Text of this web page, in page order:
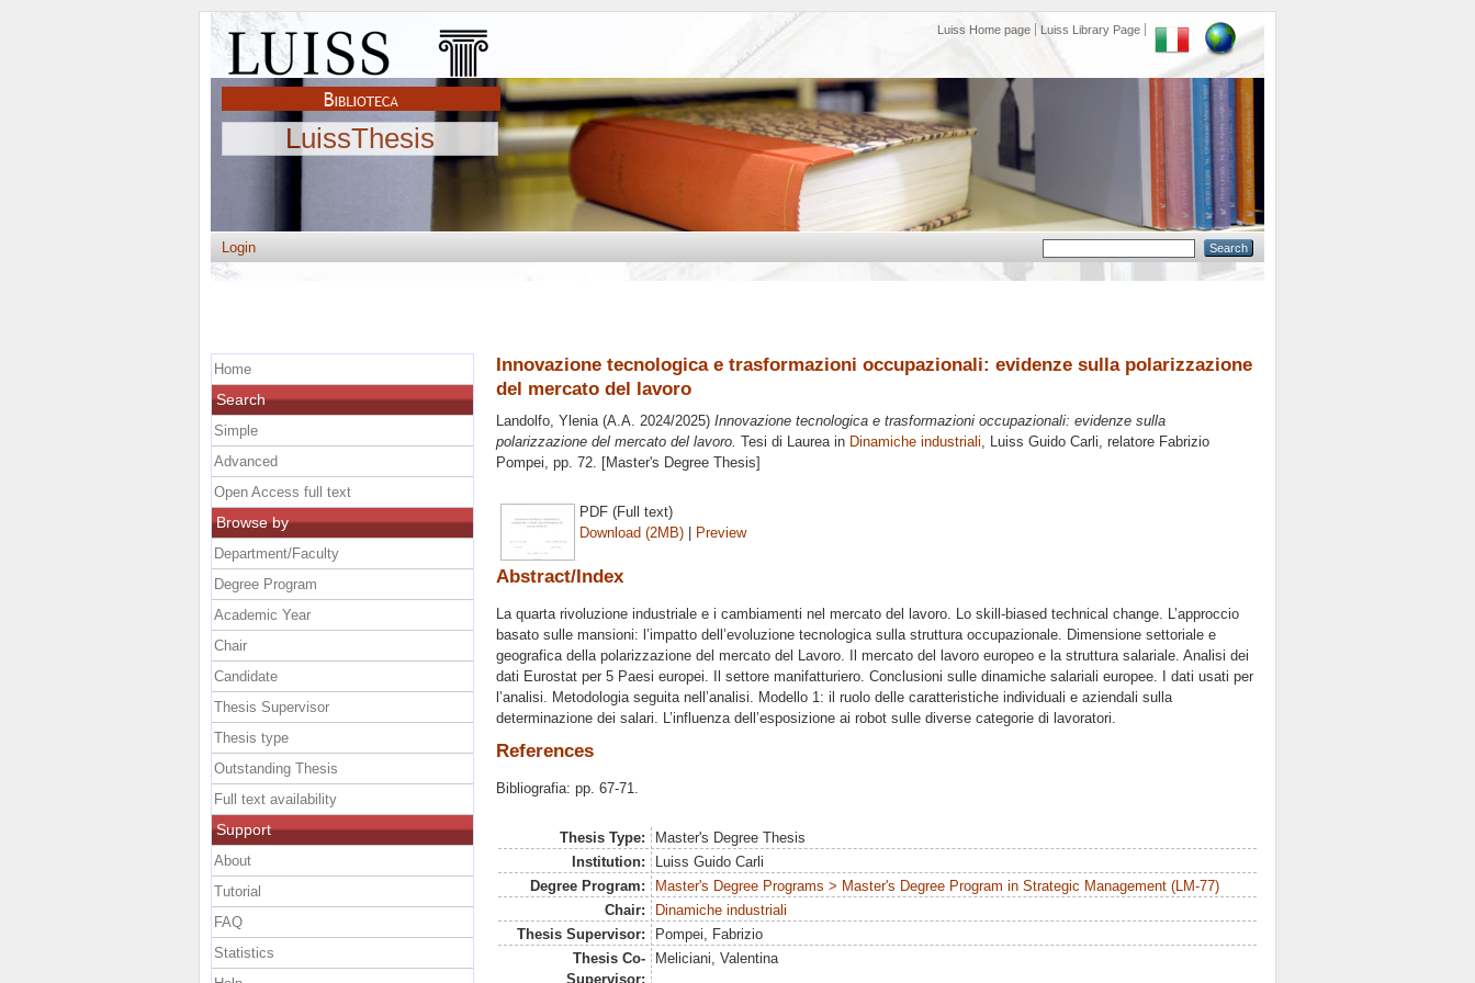
Luiss Home page Luiss Library Page
LuissThesis
Login
Innovazione tecnologica e trasformazioni occupazionali: evidenze sulla polarizzazione
del mercato del lavoro
Landolfo, Ylenia(A.A. 2024/2025) Innovazione tecnologica e trasformazioni occupazionali: evidenze sulla
polarizzazione del mercato del lavoro. Tesi di Laurea in Dinamiche industriali, Luiss Guido Carli, relatore Fabrizio
Pompei, pp. 72. [Master's Degree Thesis]
PDF (Full text)
Download (2MB) | Preview
Abstract/Index
La quarta rivoluzione industriale e i cambiamenti nel mercato del lavoro. Lo skill-biased technical change. L’approccio
basato sulle mansioni: l’impatto dell’evoluzione tecnologica sulla struttura occupazionale. Dimensione settoriale e
geografica della polarizzazione del mercato del Lavoro. Il mercato del lavoro europeo e la struttura salariale. Analisi dei
dati Eurostat per 5 Paesi europei. Il settore manifatturiero. Conclusioni sulle dinamiche salariali europee. I dati usati per
l’analisi. Metodologia seguita nell’analisi. Modello 1: il ruolo delle caratteristiche individuali e aziendali sulla
determinazione dei salari. L’influenza dell’esposizione ai robot sulle diverse categorie di lavoratori.
References
Bibliografia: pp. 67-71.
Thesis Type:
Master's Degree Thesis
Institution:
Luiss Guido Carli
Degree Program:
Master's Degree Programs > Master's Degree Program in Strategic Management (LM-77)
Chair:
Dinamiche industriali
Thesis Supervisor:
Pompei, Fabrizio
Thesis Co-
Supervisor:
Meliciani, Valentina
Home
Search
Simple
Advanced
Open Access full text
Browse by
Department/Faculty
Degree Program
Academic Year
Chair
Candidate
Thesis Supervisor
Thesis type
Outstanding Thesis
Full text availability
Support
About
Tutorial
FAQ
Statistics